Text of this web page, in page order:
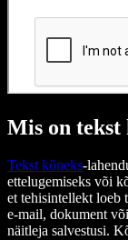
Mis on tekst
Tekst kõneks-
ettelugemiseks või
et tehisintellekt loeb
e-mail, dokument
näitleja salvestusi.